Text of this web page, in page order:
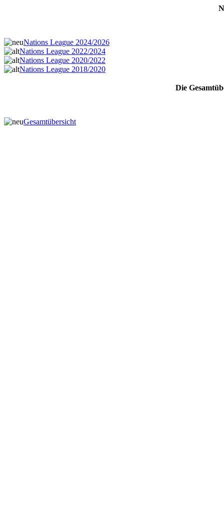
Nations League 2024/2026
Nations League 2022/2024
Nations League 2020/2022
Nations League 2018/2020
Die
Gesamtübersicht